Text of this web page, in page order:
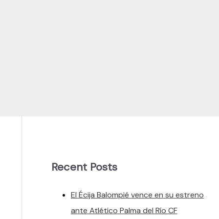
Recent Posts
El Écija Balompié vence en su estreno
ante Atlético Palma del Río CF